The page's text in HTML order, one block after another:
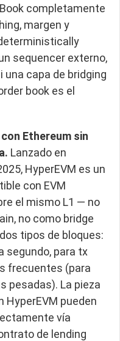
completamente
margen y
sequencer externo,
una capa de bridging
book es el
Ethereum sin
Lanzado en
HyperEVM es un
con EVM
el mismo L1 — no
no como bridge
tipos de bloques:
segundo, para tx
frecuentes (para
pesadas). La pieza
HyperEVM pueden
vía
de lending